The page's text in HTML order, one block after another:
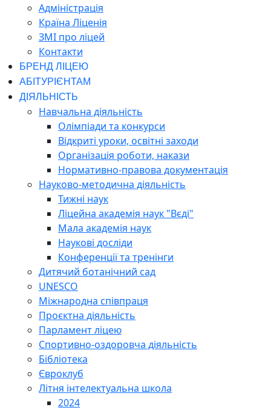
Адміністрація
Країна Ліценія
ЗМІ про ліцей
Контакти
БРЕНД ЛІЦЕЮ
АБІТУРІЄНТАМ
ДІЯЛЬНІСТЬ
Навчальна діяльність
Олімпіади та конкурси
Відкриті уроки, освітні заходи
Організація роботи, накази
Нормативно-правова документація
Науково-методична діяльність
Тижні наук
Ліцейна академія наук "Вєді"
Мала академія наук
Наукові досліди
Конференції та тренінги
Дитячий ботанічний сад
UNESCO
Міжнародна співпраця
Проєктна діяльність
Парламент ліцею
Спортивно-оздоровча діяльність
Бібліотека
Євроклуб
Літня інтелектуальна школа
2024